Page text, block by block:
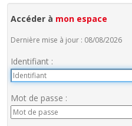
Accéder à mon espace
Dernière mise à jour : 08/08/2026
Identifiant :
Mot de passe :